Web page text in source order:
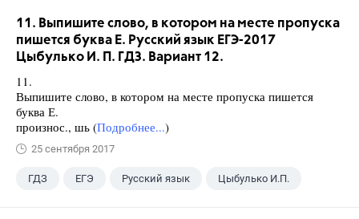
11. Выпишите слово, в котором на месте пропуска
пишется буква Е. Русский язык ЕГЭ-2017
Цыбулько И. П. ГДЗ. Вариант 12.
11.
Выпишите слово, в котором на месте пропуска пишется
буква Е.
произнос., шь (Подробнее...)
25 сентября 2017
ГДЗ ЕГЭ Русский язык Цыбулько И.П.